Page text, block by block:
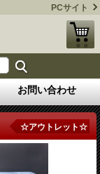
PCサイト
お問い合わせ
☆アウトレット☆